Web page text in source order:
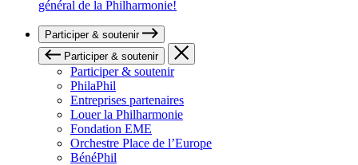
général de la Philharmonie!
Participer & soutenir
Participer & soutenir
Participer & soutenir
PhilaPhil
Entreprises partenaires
Louer la Philharmonie
Fondation EME
Orchestre Place de l’Europe
BénéPhil